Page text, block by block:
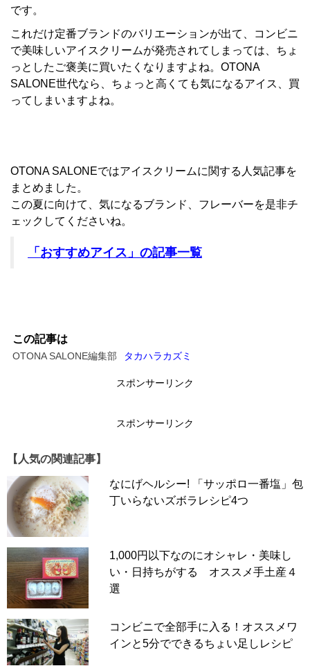
です。
これだけ定番ブランドのバリエーションが出て、コンビニ
で美味しいアイスクリームが発売されてしまっては、ちょ
っとしたご褒美に買いたくなりますよね。OTONA
SALONE世代なら、ちょっと高くても気になるアイス、買
ってしまいますよね。
OTONA SALONEではアイスクリームに関する人気記事を
まとめました。
この夏に向けて、気になるブランド、フレーバーを是非チ
ェックしてくださいね。
「おすすめアイス」の記事一覧
この記事は
OTONA SALONE編集部 タカハラカズミ
スポンサーリンク
スポンサーリンク
【人気の関連記事】
なにげヘルシー! 「サッポロ一番塩」包
丁いらないズボラレシピ4つ
1,000円以下なのにオシャレ・美味し
い・日持ちがする オススメ手土産４
選
コンビニで全部手に入る！オススメワ
インと5分でできるちょい足しレシピ